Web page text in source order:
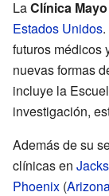
LaClínica Mayo
Estados Unidos
futuros médicos
nuevas formas
incluye la
investigación,
Además de su
clínicas en
Phoenix (